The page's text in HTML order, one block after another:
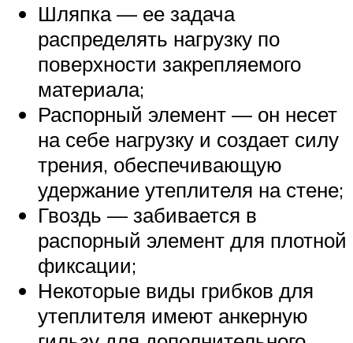
Шляпка — ее задача
распределять нагрузку по
поверхности закрепляемого
материала;
Распорный элемент — он несет
на себе нагрузку и создает силу
трения, обеспечивающую
удержание утеплителя на стене;
Гвоздь — забивается в
распорный элемент для плотной
фиксации;
Некоторые виды грибков для
утеплителя имеют анкерную